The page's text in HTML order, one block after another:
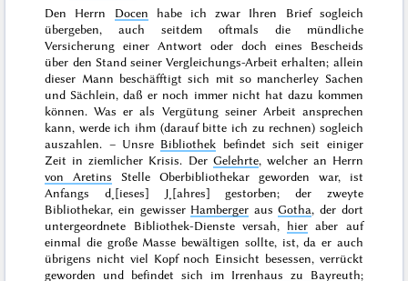
Den Herrn Docen habe ich zwar Ihren Brief sogleich
übergeben, auch seitdem oftmals die mündliche
Versicherung einer Antwort oder doch eines Bescheids
über den Stand seiner Vergleichungs-Arbeit erhalten; allein
dieser Mann beschäfftigt sich mit so mancherley Sachen
und Sächlein, daß er noch immer nicht hat dazu kommen
können. Was er als Vergütung seiner Arbeit ansprechen
kann, werde ich ihm (darauf bitte ich zu rechnen) sogleich
auszahlen. – Unsre Bibliothek befindet sich seit einiger
Zeit in ziemlicher Krisis. Der Gelehrte, welcher an Herrn
von Aretins Stelle Oberbibliothekar geworden war, ist
Anfangs d˖[ieses] J˖[ahres] gestorben; der zweyte
Bibliothekar, ein gewisser Hamberger ausGotha, der dort
untergeordnete Bibliothek-Dienste versah, hier aber auf
einmal die große Masse bewältigen sollte, ist, da er auch
übrigens nicht viel Kopf noch Einsicht besessen, verrückt
geworden und befindet sich im Irrenhaus zu Bayreuth;